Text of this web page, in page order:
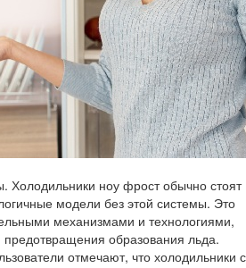
Холодильники ноу фрост обычно стоят
модели без этой системы. Это
механизмами и технологиями,
образования льда.
отмечают, что холодильники с